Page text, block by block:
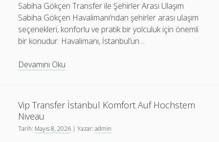
Sabiha Gökçen Transfer ile Şehirler Arası Ulaşım
Sabiha Gökçen Havalimanı‘ndan şehirler arası ulaşım
seçenekleri, konforlu ve pratik bir yolculuk için önemli
bir konudur. Havalimanı, İstanbul’un…
Devamını Oku
İle
Sehirler
Ulasim
Vip Transfer İstanbul Komfort Auf Hochstem
Niveau
Tarih: Mayıs 8, 2026 | Yazar:admin